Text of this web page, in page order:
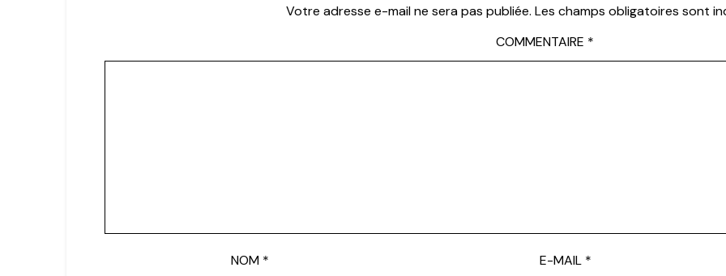
Votre adresse e-mail ne sera pas publiée. Les champs obligatoires sont
COMMENTAIRE *
NOM * E-MAIL *